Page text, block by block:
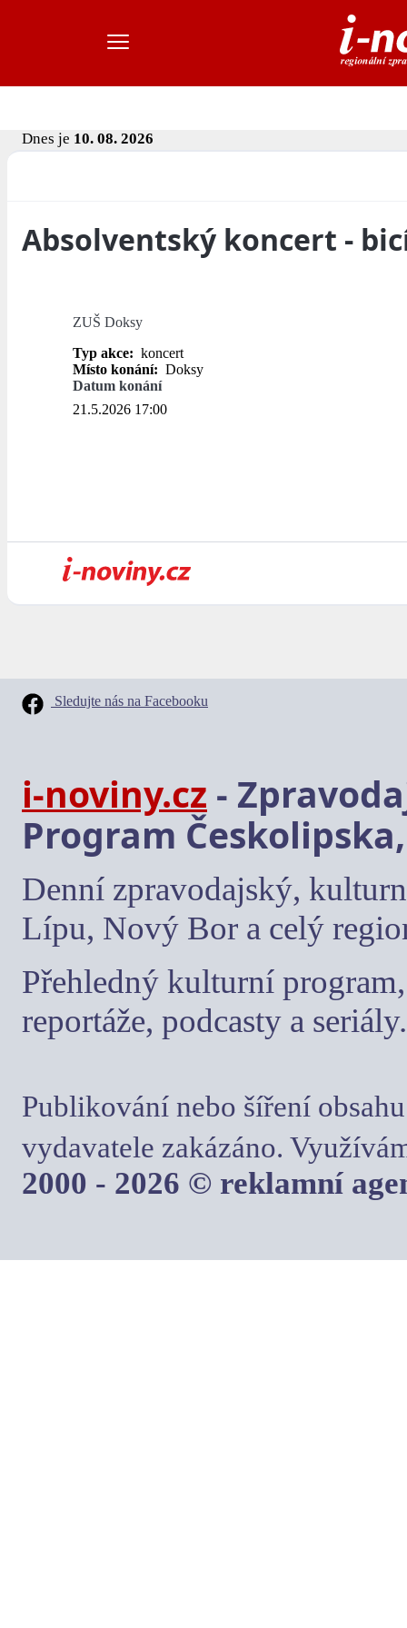
Dnes je 10. 08. 2026
Absolventský koncert -
ZUŠ Doksy
Typ akce: koncert
Místo konání: Doksy
Datum konání
21.5.2026 17:00
Sledujte nás na Facebooku
i-noviny.cz -
Program
Denní zpravodajský,
Lípu, Nový Bor a celý
Přehledný kulturní
reportáže, podcasty a seriály.
Publikování nebo šíření
vydavatele zakázáno.
2000 - 2026 © reklamní